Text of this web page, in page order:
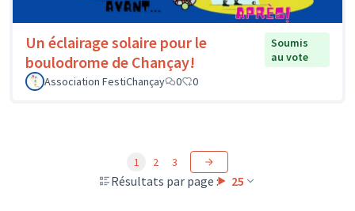
Un éclairage solaire pour le
boulodrome de Chançay!
Soumis
au vote
Association FestiChançay
0 0
Résultats par page : 25
1 2 3